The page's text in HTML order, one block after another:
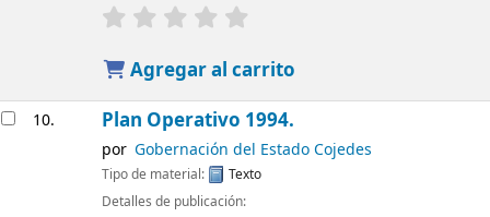
Agregar al carrito
10. Plan Operativo 1994.
por Gobernación del Estado Cojedes
Tipo de material:
Texto
Detalles de publicación: